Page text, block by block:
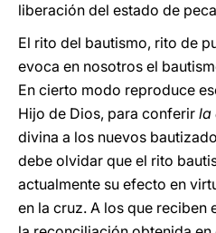
liberación del estado de
El rito del bautismo, rito de
evoca en nosotros el
En cierto modo reproduce
Hijo de Dios, para conferir la
divina a los nuevos
debe olvidar que el rito
actualmente su efecto en
en la cruz. A los que reciben